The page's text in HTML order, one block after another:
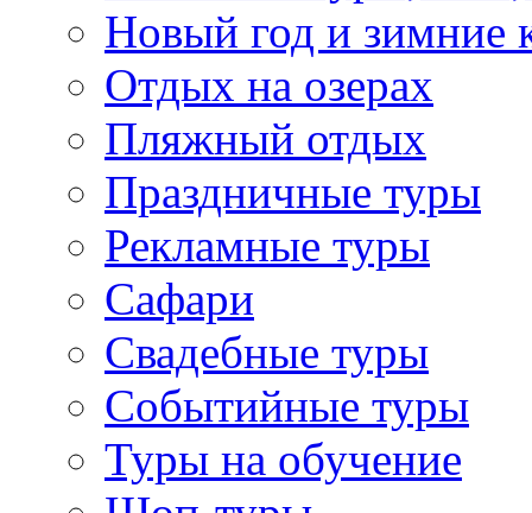
Новый год и зимние
Отдых на озерах
Пляжный отдых
Праздничные туры
Рекламные туры
Сафари
Свадебные туры
Событийные туры
Туры на обучение